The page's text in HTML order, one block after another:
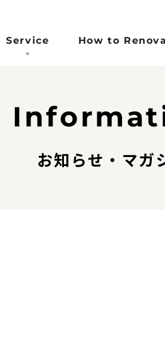
コンセプト
Service
施工完了までの流れ
How to
お知らせ・マガ